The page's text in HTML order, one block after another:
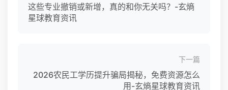
这些专业撤销或新增，真的和你无关吗？-玄熵
星球教育资讯
下一篇
2026农民工学历提升骗局揭秘，免费资源怎么
用-玄熵星球教育资讯